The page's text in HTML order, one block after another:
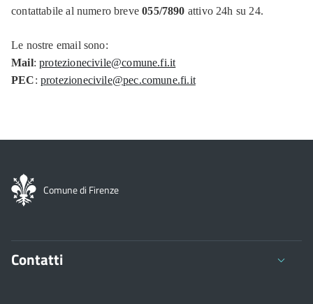
contattabile al numero breve055/7890 attivo 24h su 24.
Le nostre email sono:
Mail:protezionecivile@comune.fi.it
PEC: protezionecivile@pec.comune.fi.it
Comune di Firenze
Contatti